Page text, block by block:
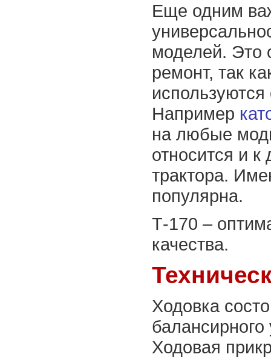
Еще одним
моделей. Это
ремонт, так
Например
на любые
относится и к
трактора.
популярна.
Т-170 –
качества.
Ходовка
Ходовая